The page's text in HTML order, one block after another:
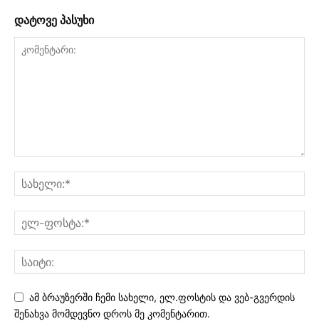
დატოვე პასუხი
ამ ბრაუზერში ჩემი სახელი, ელ.ფოსტის და ვებ-გვერდის
შენახვა მომდევნო დროს მე კომენტარით.